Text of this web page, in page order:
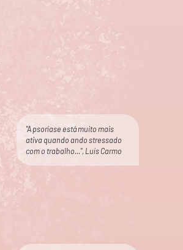
"A psoríase está muito mais
ativa quando ando stressado
com o trabalho...", Luís Carmo